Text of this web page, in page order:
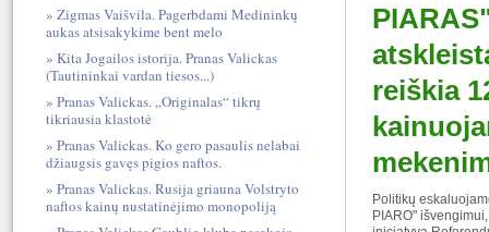
reiškia
Politikų
PIARO"
Zigmas Vaišvila. Pagerbdami Medininkų
aukas atsisakykime bent melo
Kita Jogailos istorija. Pranas Valickas
(Tautininkai vardan tiesos...)
Pranas Valickas. „Originalas“ tikrų
tikriausia klastotė
Pranas Valickas. Ko gero pasaulis nelabai
džiaugsis gavęs pigios naftos.
Pranas Valickas. Rusija griauna Volstryto
naftos kainų nustatinėjimo monopoliją